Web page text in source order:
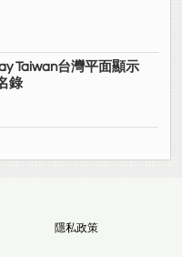
Taiwan台灣平面顯示
錄
隱私政策